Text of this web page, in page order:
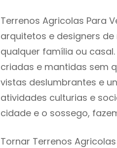
Terrenos Agricolas Para
arquitetos e designers
qualquer família ou
criadas e mantidas sem
vistas deslumbrantes e
atividades culturias e
cidade e o sossego,
Tornar Terrenos